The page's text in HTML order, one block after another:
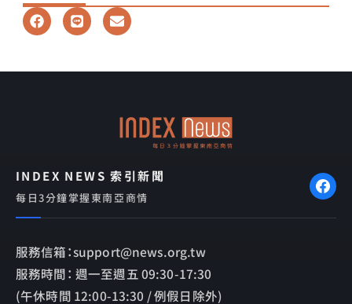
F
a
b
L
i
E
n
l
INDEX NEWS 索引新聞
每日3分鐘掌握東南亞商情
服務信箱：support@news.org.tw
服務時間： 週一至週五 09:30-17:30
(午休時間 12:00-13:30 / 例假日除外)